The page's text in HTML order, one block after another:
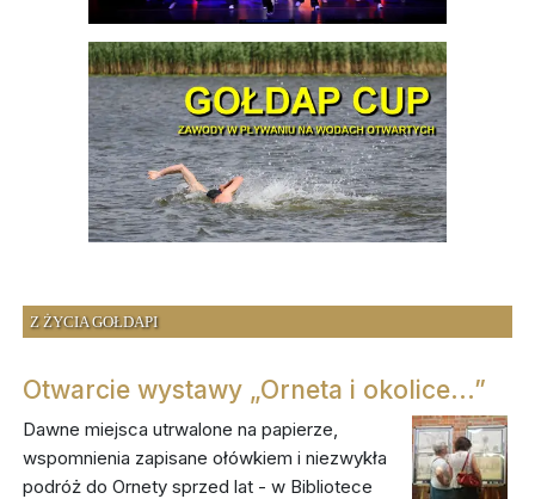
Z ŻYCIA GOŁDAPI
Otwarcie wystawy „Orneta i okolice...”
Dawne miejsca utrwalone na papierze,
wspomnienia zapisane ołówkiem i niezwykła
podróż do Ornety sprzed lat - w Bibliotece